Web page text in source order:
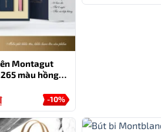
Montagut
màu hồng
-10%